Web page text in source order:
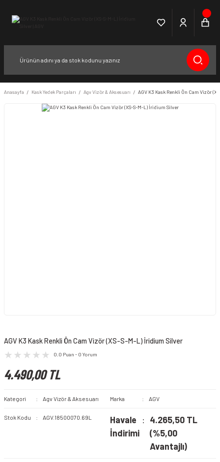
Anasayfa Kask Yedek Parçaları Agv Vizör & Aksesuarı AGV K3 Kask Renkli Ön Cam Vizör
AGV K3 Kask Renkli Ön Cam Vizör (XS-S-M-L) İridium Silver
0.0 Puan - 0 Yorum
4.490,00 TL
Kategori Agv Vizör & Aksesuarı Marka AGV
Stok Kodu AGV.18500070.69L
Havale
İndirimi
4.265,50 TL
(%5,00
Avantajlı)